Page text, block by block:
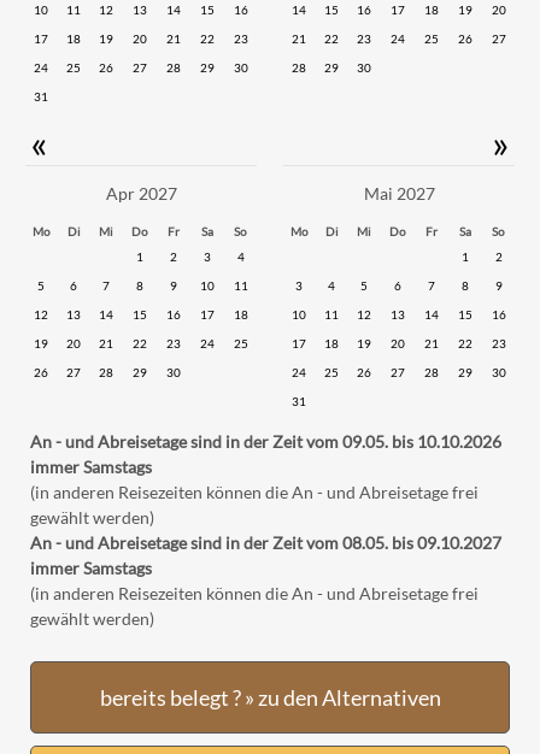
10 11 12 13 14 15
16
17
18 19 20 21 22
23
24
25 26 27 28 29
30
31
14 15 16 17 18 19
20
21
22 23 24 25 26
27
28
29 30
« »
Apr 2027
Mo Di Mi Do Fr Sa
So
1
2 3
4
5
6 7 8 9 10
11
12
13 14 15 16 17
18
19
20 21 22 23 24
25
26
27 28 29 30
Mai 2027
Mo Di Mi Do Fr Sa
So
1
2
3
4 5 6 7 8
9
10
11 12 13 14 15
16
17
18 19 20 21 22
23
24
25 26 27 28 29
30
31
An - und Abreisetage sind in der Zeit vom 09.05. bis 10.10.2026
immer Samstags
(in anderen Reisezeiten können die An - und Abreisetage frei
gewählt werden)
An - und Abreisetage sind in der Zeit vom 08.05. bis 09.10.2027
immer Samstags
(in anderen Reisezeiten können die An - und Abreisetage frei
gewählt werden)
bereits belegt ? » zu den Alternativen